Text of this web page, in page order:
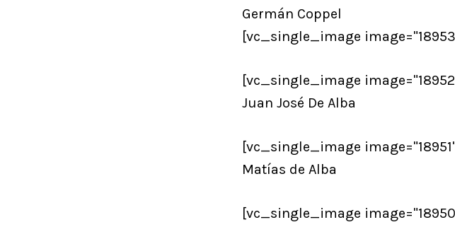
Germán Coppel
[vc_single_image
[vc_single_image
Juan José De Alba
[vc_single_image
Matías de Alba
[vc_single_image